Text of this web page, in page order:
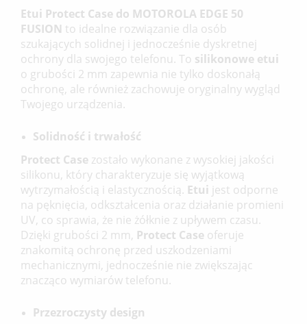
Etui Protect Case do MOTOROLA EDGE 50
FUSION to idealne rozwiązanie dla osób
szukających solidnej i jednocześnie dyskretnej
ochrony dla swojego telefonu. To silikonowe etui
o grubości 2 mm zapewnia nie tylko doskonałą
ochronę, ale również zachowuje oryginalny wygląd
Twojego urządzenia.
Solidność i trwałość
Protect Case zostało wykonane z wysokiej jakości
silikonu, który charakteryzuje się wyjątkową
wytrzymałością i elastycznością. Etui jest odporne
na pęknięcia, odkształcenia oraz działanie promieni
UV, co sprawia, że nie żółknie z upływem czasu.
Dzięki grubości 2 mm, Protect Case oferuje
znakomitą ochronę przed uszkodzeniami
mechanicznymi, jednocześnie nie zwiększając
znacząco wymiarów telefonu.
Przezroczysty design